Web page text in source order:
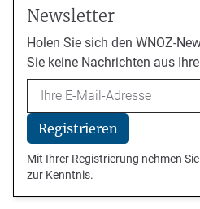
Newsletter
Holen Sie sich den WNOZ-
Sie keine Nachrichten aus
Email
Registrieren
Mit Ihrer Registrierung nehmen
zur Kenntnis.